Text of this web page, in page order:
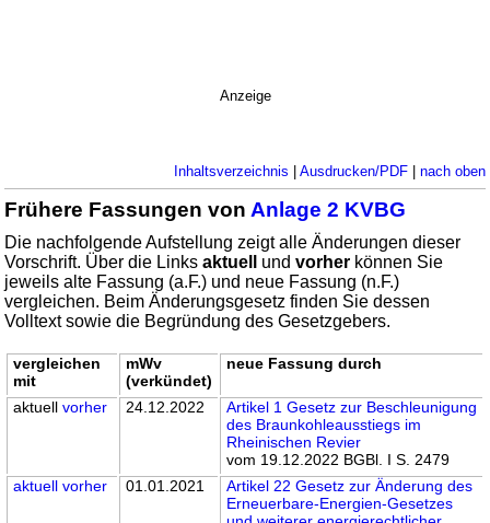
Anzeige
Inhaltsverzeichnis | Ausdrucken/PDF| nach oben
Frühere Fassungen von Anlage 2 KVBG
Die nachfolgende Aufstellung zeigt alle Änderungen dieser
Vorschrift. Über die Linksaktuell undvorher können Sie
jeweils alte Fassung (a.F.) und neue Fassung (n.F.)
vergleichen. Beim Änderungsgesetz finden Sie dessen
Volltext sowie die Begründung des Gesetzgebers.
vergleichen
mit
mWv
(verkündet)
neue Fassung durch
aktuellvorher 24.12.2022
Artikel 1 Gesetz zur Beschleunigung
des Braunkohleausstiegs im
Rheinischen Revier
vom 19.12.2022 BGBl. I S. 2479
aktuell vorher 01.01.2021
Artikel 22 Gesetz zur Änderung des
Erneuerbare-Energien-Gesetzes